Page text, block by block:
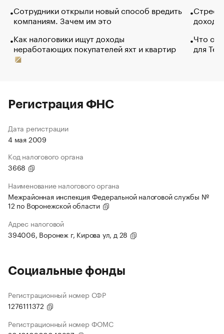
Сотрудники открыли новый способ вредить
компаниям. Зачем им это
Как налоговики ищут доходы
неработающих покупателей яхт и квартир
Что
для
Регистрация ФНС
Дата регистрации
4 мая 2009
Код налогового органа
3668
Наименование налогового органа
Межрайонная инспекция Федеральной налоговой службы №
12 по Воронежской области
Адрес налоговой
394006, Воронеж г, Кирова ул, д 28
Социальные фонды
Регистрационный номер СФР
1276111372
Регистрационный номер ФОМС